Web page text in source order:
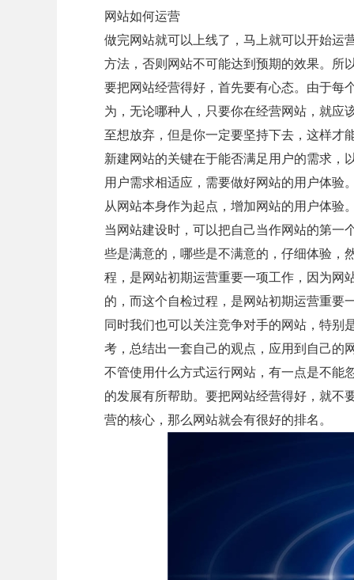
网站如何运营
做完网站就可以上线了，马上就可以开始运
方法，否则网站不可能达到预期的效果。所
要把网站经营得好，首先要有心态。由于每
为，无论哪种人，只要你在经营网站，就应
至想放弃，但是你一定要坚持下去，这样才
新建网站的关键在于能否满足用户的需求，
用户需求相适应，需要做好网站的用户体验
从网站本身作为起点，增加网站的用户体验
当网站建设时，可以把自己当作网站的第一
些是满意的，哪些是不满意的，仔细体验，
程，是网站初期运营重要一项工作，因为网
的，而这个自检过程，是网站初期运营重要
同时我们也可以关注竞争对手的网站，特别
考，总结出一套自己的观点，应用到自己的
不管使用什么方式运行网站，有一点是不能
的发展有所帮助。要把网站经营得好，就不
营的核心，那么网站就会有很好的排名。